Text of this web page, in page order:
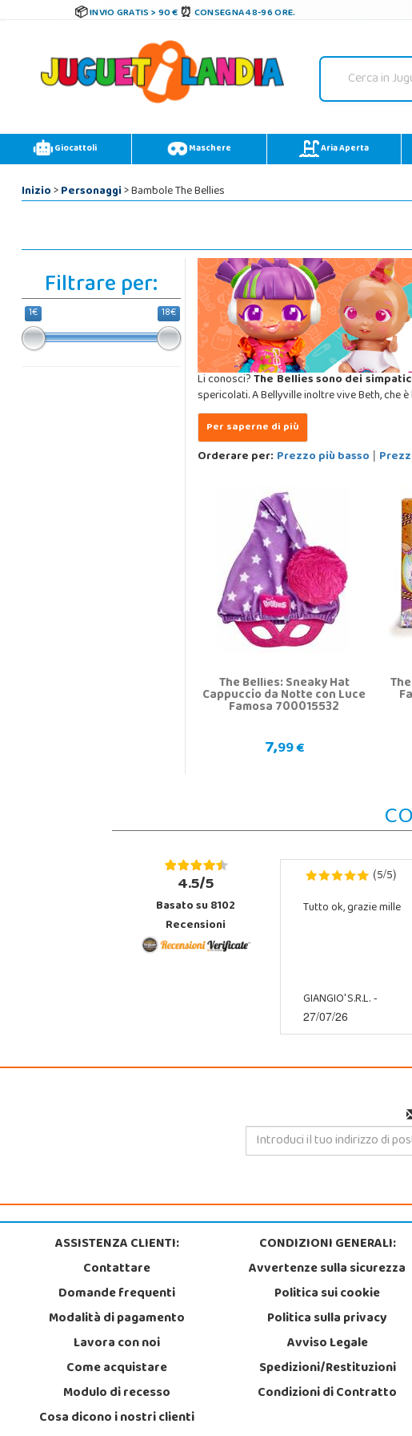
INVIO GRATIS > 90 € CONSEGNA 48-96 ORE.
Giocattoli Maschere Aria Aperta
Inizio>Personaggi> Bambole The Bellies
Filtrare per:
1€ 18€
Li conosci?The Bellies sono dei
spericolati. A Bellyville inoltre vive Beth, che
Orderare per: Prezzo più basso |
The Bellies: Sneaky Hat
Cappuccio da Notte con Luce
Famosa 700015532
7,99 €
4.5/5
Basato su 8102
Recensioni
(5/5)
Tutto ok, grazie mille
GIANGIO' S.R.L.-
27/07/26
ASSISTENZA CLIENTI:
Contattare
Domande frequenti
Modalità di pagamento
Lavora con noi
Come acquistare
Modulo di recesso
Cosa dicono i nostri clienti
CONDIZIONI GENERALI:
Avvertenze sulla sicurezza
Politica sui cookie
Politica sulla privacy
Avviso Legale
Spedizioni/Restituzioni
Condizioni di Contratto